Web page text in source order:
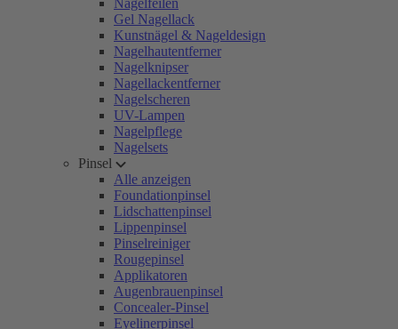
Nagelfeilen
Gel Nagellack
Kunstnägel & Nageldesign
Nagelhautentferner
Nagelknipser
Nagellackentferner
Nagelscheren
UV-Lampen
Nagelpflege
Nagelsets
Pinsel
Alle anzeigen
Foundationpinsel
Lidschattenpinsel
Lippenpinsel
Pinselreiniger
Rougepinsel
Applikatoren
Augenbrauenpinsel
Concealer-Pinsel
Eyelinerpinsel